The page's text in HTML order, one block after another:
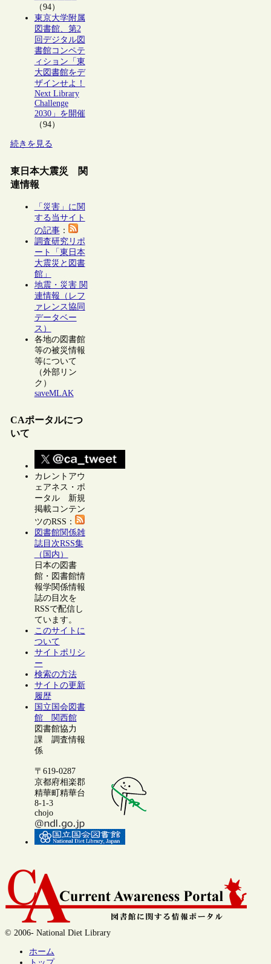
（94）
東京大学附属
図書館、第2
回デジタル図
書館コンペテ
ィション「東
大図書館をデ
ザインせよ！
Next Library
Challenge
2030」を開催
（94）
続きを見る
東日本大震災 関
連情報
「災害」に関
する当サイト
の記事：
調査研究リポ
ート「東日本
大震災と図書
館」
地震・災害 関
連情報（レフ
ァレンス協同
データベー
ス）
各地の図書館
等の被災情報
等について
（外部リン
ク）
saveMLAK
CAポータルにつ
いて
カレントアウ
ェアネス・ポ
ータル 新規
掲載コンテン
ツのRSS：
図書館関係雑
誌目次RSS集
（国内）
日本の図書
館・図書館情
報学関係情報
誌の目次を
RSSで配信し
ています。
このサイトに
ついて
サイトポリシ
ー
検索の方法
サイトの更新
履歴
国立国会図書
館 関西館
図書館協力
課 調査情報
係
〒619-0287
京都府相楽郡
精華町精華台
8-1-3
chojo
© 2006- National Diet Library
ホーム